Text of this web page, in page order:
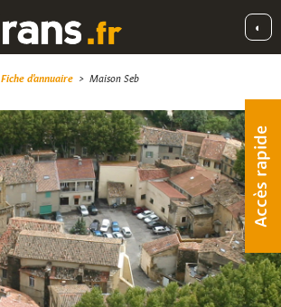
◐
Accès rapide
Fiche d'annuaire > Maison Seb